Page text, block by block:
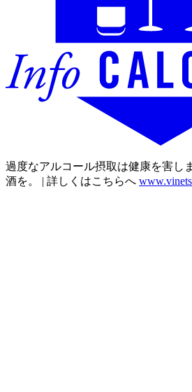
過度なアルコール摂取は健康を害し
酒を。 | 詳しくはこちらへ